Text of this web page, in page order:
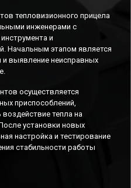
тепловизионного прицела
инженерами с
и
Начальным этапом является
и выявление неисправных
осуществляется
приспособлений,
тепла на
установки новых
настройка и тестирование
стабильности работы